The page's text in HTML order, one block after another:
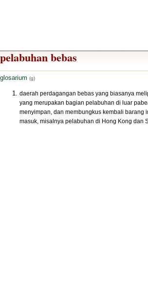
pelabuhan bebas
glosarium (g)
daerah perdagangan bebas yang biasanya
yang merupakan bagian pelabuhan di luar
menyimpan, dan membungkus kembali barang
masuk, misalnya pelabuhan di Hong Kong dan